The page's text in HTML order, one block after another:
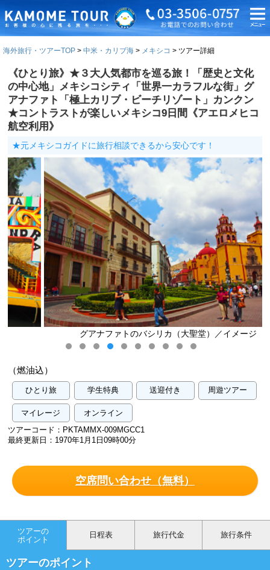
海外旅行・ツアーTOP 中米・カリブ海 メキシコ ツアー詳細
《ひとり旅》★３大人気都市を巡る旅！「歴史と文化
の中心地」メキシコシティ「世界一カラフルな街」グ
アナファト「極上カリブ・ビーチリゾート」カンクン
★コントラストが楽しいメキシコ9日間《アエロメヒコ
航空利用》
★元メキシコガイドに旅行相談できるから安心です！
グアナファトのバシリカ（大聖堂）／イメージ
（燃油込）
ひとり旅 学生特典 送迎付き 周遊ツアー
マイレージ
オンライン
ツアーコード：PKTAMMX-009MGCC1
最終更新日：1970年1月1日09時00分
空席問い合わせ（無料）
ツアーの
ポイント
日程表 旅行代金 旅行条件
ツアーのポイント